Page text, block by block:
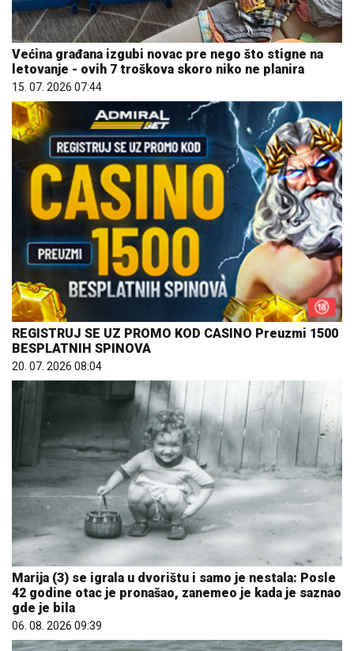
Većina građana izgubi novac pre nego što stigne na
letovanje - ovih 7 troškova skoro niko ne planira
15. 07. 2026 07:44
REGISTRUJ SE UZ PROMO KOD CASINO Preuzmi 1500
BESPLATNIH SPINOVA
20. 07. 2026 08:04
Marija (3) se igrala u dvorištu i samo je nestala: Posle
42 godine otac je pronašao, zanemeo je kada je saznao
gde je bila
06. 08. 2026 09:39